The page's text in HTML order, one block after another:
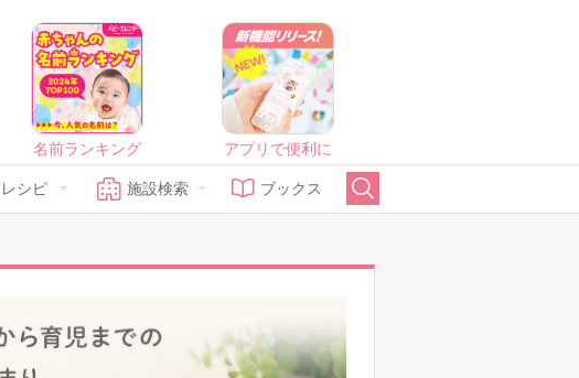
名前ランキング アプリで便利に
レシピ 施設検索 ブックス